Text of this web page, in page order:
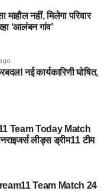
नहीं, मिलेगा परिवार
‘आलंबन गांव’
नई कार्यकारिणी घोषित,
Team Today Match
लीड्स ड्रीम11 टीम
Team Match 24